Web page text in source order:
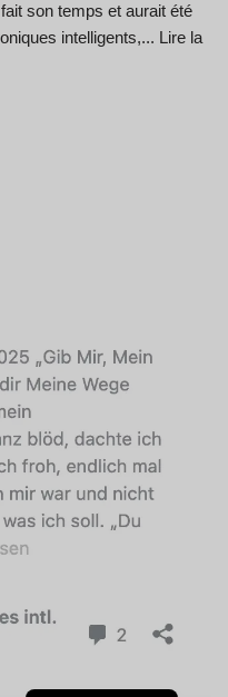
son temps et aurait été
intelligents,... Lire la
Dutch
Norwegian
Portuguese
Swedish